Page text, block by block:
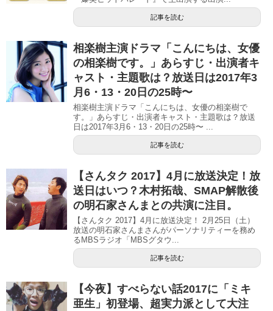
記事を読む
相楽樹主演ドラマ「こんにちは、女優
の相楽樹です。」あらすじ・出演者キ
ャスト・主題歌は？放送日は2017年3
月6・13・20日の25時〜
相楽樹主演ドラマ「こんにちは、女優の相楽樹で
す。」あらすじ・出演者キャスト・主題歌は？放送
日は2017年3月6・13・20日の25時〜 ...
記事を読む
【さんタク 2017】4月に放送決定！放
送日はいつ？木村拓哉、SMAP解散後
の明石家さんまとの共演に注目。
【さんタク 2017】4月に放送決定！ 2月25日（土）
放送の明石家さんまさんがパーソナリティーを務め
るMBSラジオ「MBSグタウ...
記事を読む
【今夜】すべらない話2017に「ミキ
亜生」初登場、超実力派として大注